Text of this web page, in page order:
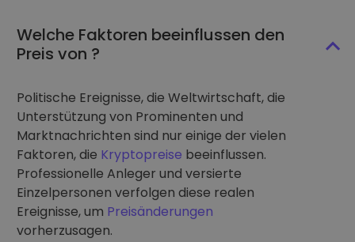
Welche Faktoren beeinflussen den
Preis von ?
Politische Ereignisse, die Weltwirtschaft, die
Unterstützung von Prominenten und
Marktnachrichten sind nur einige der vielen
Faktoren, die Kryptopreise beeinflussen.
Professionelle Anleger und versierte
Einzelpersonen verfolgen diese realen
Ereignisse, um Preisänderungen
vorherzusagen.